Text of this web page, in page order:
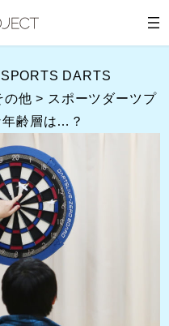
DARTS
の他 > スポーツダーツプ
年齢層は…？